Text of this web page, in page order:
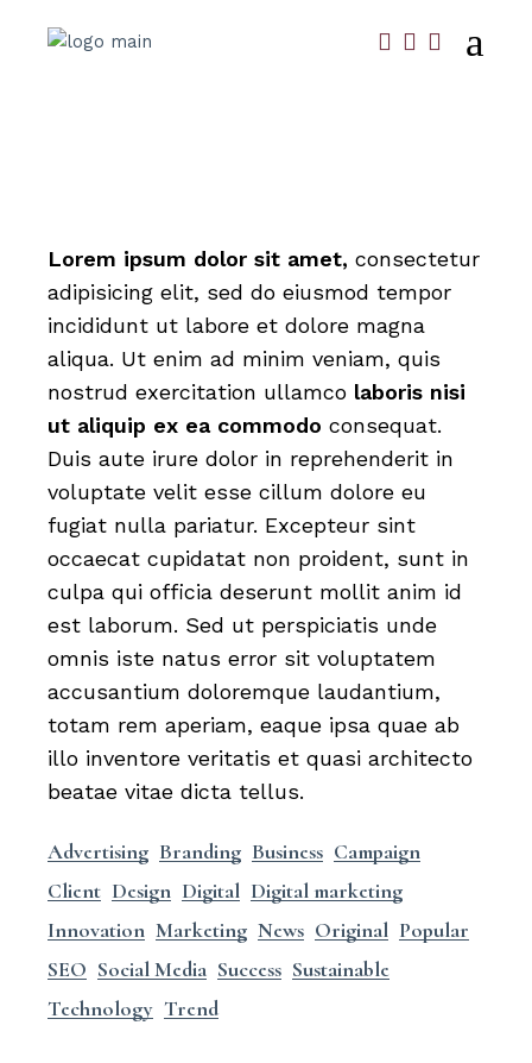
Lorem ipsum dolor sit amet, consectetur
adipisicing elit, sed do eiusmod tempor
incididunt ut labore et dolore magna
aliqua. Ut enim ad minim veniam, quis
nostrud exercitation ullamco laboris nisi
ut aliquip ex ea commodo consequat.
Duis aute irure dolor in reprehenderit in
voluptate velit esse cillum dolore eu
fugiat nulla pariatur. Excepteur sint
occaecat cupidatat non proident, sunt in
culpa qui officia deserunt mollit anim id
est laborum. Sed ut perspiciatis unde
omnis iste natus error sit voluptatem
accusantium doloremque laudantium,
totam rem aperiam, eaque ipsa quae ab
illo inventore veritatis et quasi architecto
beatae vitae dicta tellus.
Advertising Branding Business Campaign
Client Design Digital Digital marketing
Innovation Marketing News Original Popular
SEO Social Media Success Sustainable
Technology Trend